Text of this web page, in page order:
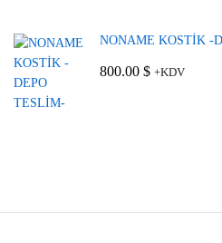
NONAME KOSTİK -
800.00 $ +KDV